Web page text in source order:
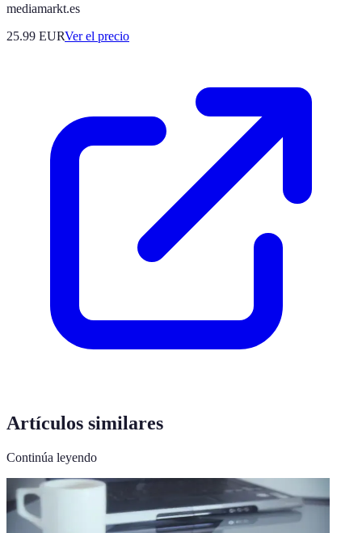
mediamarkt.es
25.99 EURVer el precio
Artículos similares
Continúa leyendo